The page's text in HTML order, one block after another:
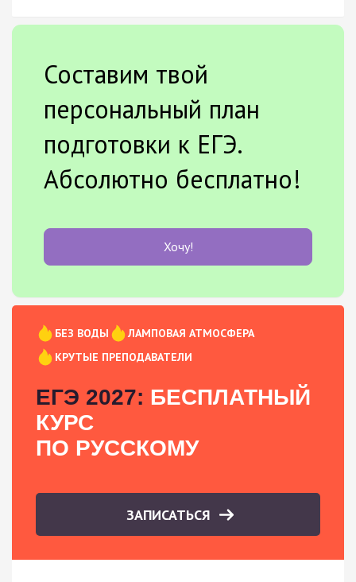
Составим твой
персональный план
подготовки к ЕГЭ.
Абсолютно бесплатно!
Хочу!
БЕЗ ВОДЫ
ЛАМПОВАЯ АТМОСФЕРА
КРУТЫЕ ПРЕПОДАВАТЕЛИ
ЕГЭ 2027: БЕСПЛАТНЫЙ
КУРС
ПО РУССКОМУ
ЗАПИСАТЬСЯ